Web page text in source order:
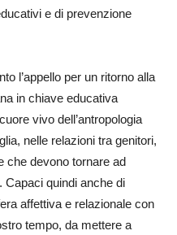
e di prevenzione
l’appello per un ritorno alla
in chiave educativa
vivo dell’antropologia
nelle relazioni tra genitori,
che devono tornare ad
quindi anche di
affettiva e relazionale con
tempo, da mettere a